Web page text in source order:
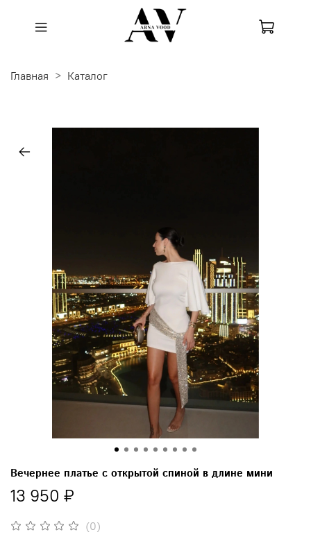
Главная Каталог
(0)
Вечернее платье с открытой спиной в длине мини
13 950 ₽